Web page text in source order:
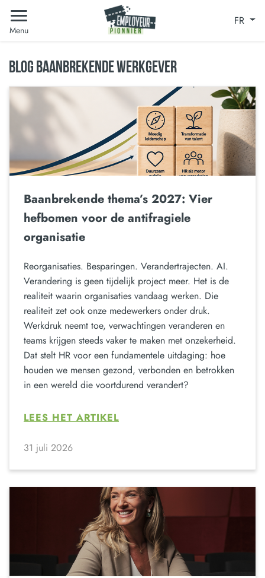
Menu
FR
BLOG BAANBREKENDE WERKGEVER
Baanbrekende thema’s 2027: Vier
hefbomen voor de antifragiele
organisatie
Reorganisaties. Besparingen. Verandertrajecten. AI.
Verandering is geen tijdelijk project meer. Het is de
realiteit waarin organisaties vandaag werken. Die
realiteit zet ook onze medewerkers onder druk.
Werkdruk neemt toe, verwachtingen veranderen en
teams krijgen steeds vaker te maken met onzekerheid.
Dat stelt HR voor een fundamentele uitdaging: hoe
houden we mensen gezond, verbonden en betrokken
in een wereld die voortdurend verandert?
LEES HET ARTIKEL
31 juli 2026